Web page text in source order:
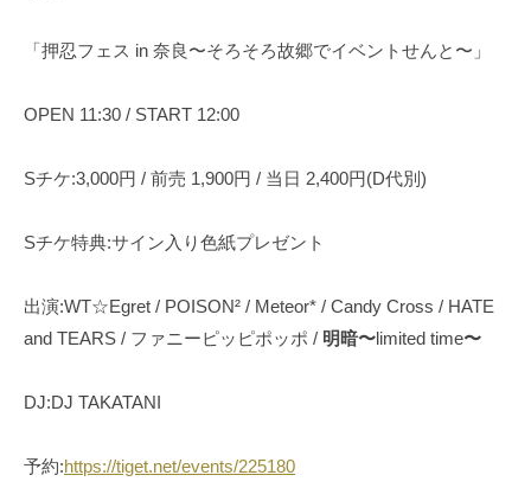
「押忍フェス in 奈良〜そろそろ故郷でイベントせんと〜」
OPEN 11:30 / START 12:00
Sチケ:3,000円 / 前売 1,900円 / 当日 2,400円(D代別)
Sチケ特典:サイン入り色紙プレゼント
出演:WT☆Egret / POISON² / Meteor* / Candy Cross / HATE
and TEARS / ファニーピッピポッポ / 明暗〜limited time〜
DJ:DJ TAKATANI
予約:https://tiget.net/events/225180